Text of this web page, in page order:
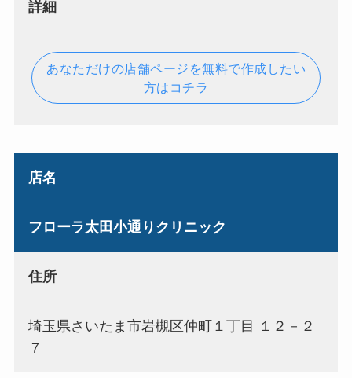
詳細
あなただけの店舗ページを無料で作成したい
方はコチラ
店名
フローラ太田小通りクリニック
住所
埼玉県さいたま市岩槻区仲町１丁目 １２－２
７